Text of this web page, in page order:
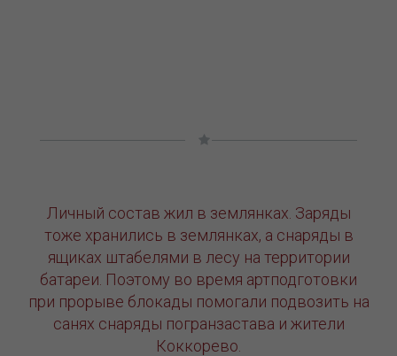
Личный состав жил в землянках. Заряды
тоже хранились в землянках, а снаряды в
ящиках штабелями в лесу на территории
батареи. Поэтому во время артподготовки
при прорыве блокады помогали подвозить на
санях снаряды погранзастава и жители
Коккорево.